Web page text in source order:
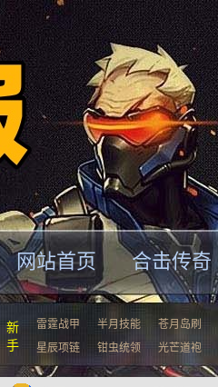
网站首页 合击传奇
新
手
雷霆战甲 半月技能 苍月岛刷
星辰项链
钳虫统领 光芒道袍